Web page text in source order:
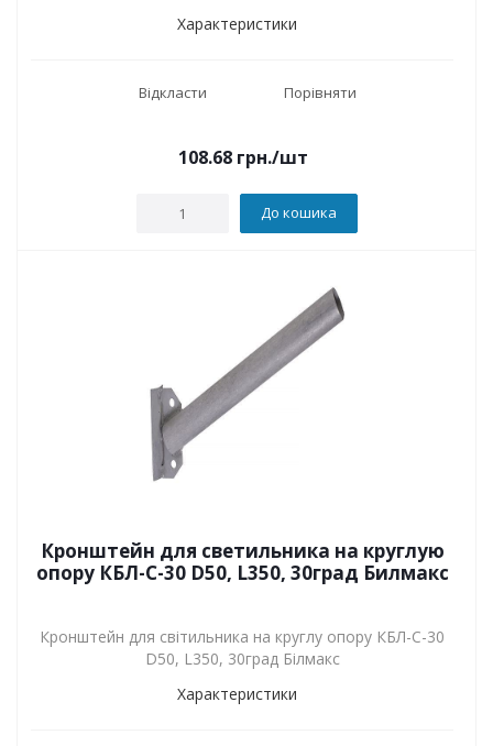
Характеристики
Відкласти Порівняти
108.68грн./шт
До кошика
Кронштейн для светильника на круглую
опору КБЛ-С-30 D50, L350, 30град Билмакс
Кронштейн для світильника на круглу опору КБЛ-С-30
D50, L350, 30град Білмакс
Характеристики